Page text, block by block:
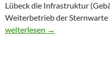
Lübeck die Infrastruktur
Weiterbetrieb der Sternwarte
Sternwarte schließt Ende 2016
weiterlesen →